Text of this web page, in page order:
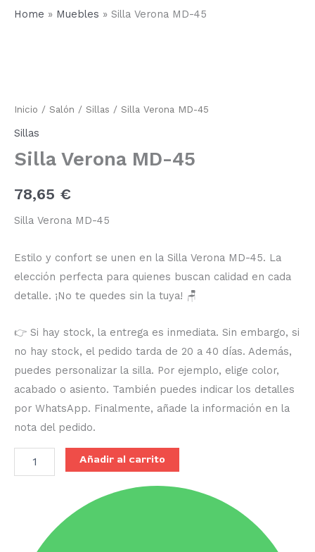
Home » Muebles » Silla Verona MD-45
Inicio / Salón / Sillas / Silla Verona MD-45
Sillas
Silla Verona MD-45
78,65 €
Silla Verona MD-45
Estilo y confort se unen en la Silla Verona MD-45. La
elección perfecta para quienes buscan calidad en cada
detalle. ¡No te quedes sin la tuya! 🪑
👉 Si hay stock, la entrega es inmediata. Sin embargo, si
no hay stock, el pedido tarda de 20 a 40 días. Además,
puedes personalizar la silla. Por ejemplo, elige color,
acabado o asiento. También puedes indicar los detalles
por WhatsApp. Finalmente, añade la información en la
nota del pedido.
Añadir al carrito